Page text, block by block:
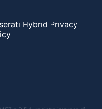
Hybrid Privacy